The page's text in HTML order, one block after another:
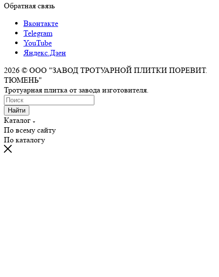
Обратная связь
Вконтакте
Telegram
YouTube
Яндекс.Дзен
2026 © ООО "ЗАВОД ТРОТУАРНОЙ ПЛИТКИ ПОРЕВИТ.
ТЮМЕНЬ"
Тротуарная плитка от завода изготовителя.
Найти
Каталог
По всему сайту
По каталогу